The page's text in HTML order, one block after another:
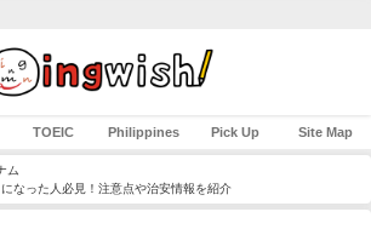
TOEIC Philippines Pick Up Site Map
ム
なった人必見！注意点や治安情報を紹介